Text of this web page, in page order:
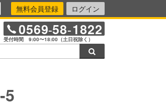
無料会員登録 ログイン
0569-58-1822
受付時間 9:00〜18:00（土日祝除く）
5